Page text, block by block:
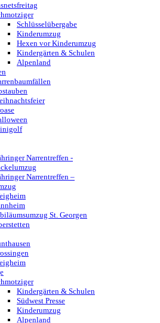
Schlüsselübergabe
Kinderumzug
Hexen vor Kinderumzug
Kindergärten & Schulen
Alpenland
Narrentreffen -
Narrentreffen –
St. Georgen
Kindergärten & Schulen
Südwest Presse
Kinderumzug
Alpenland